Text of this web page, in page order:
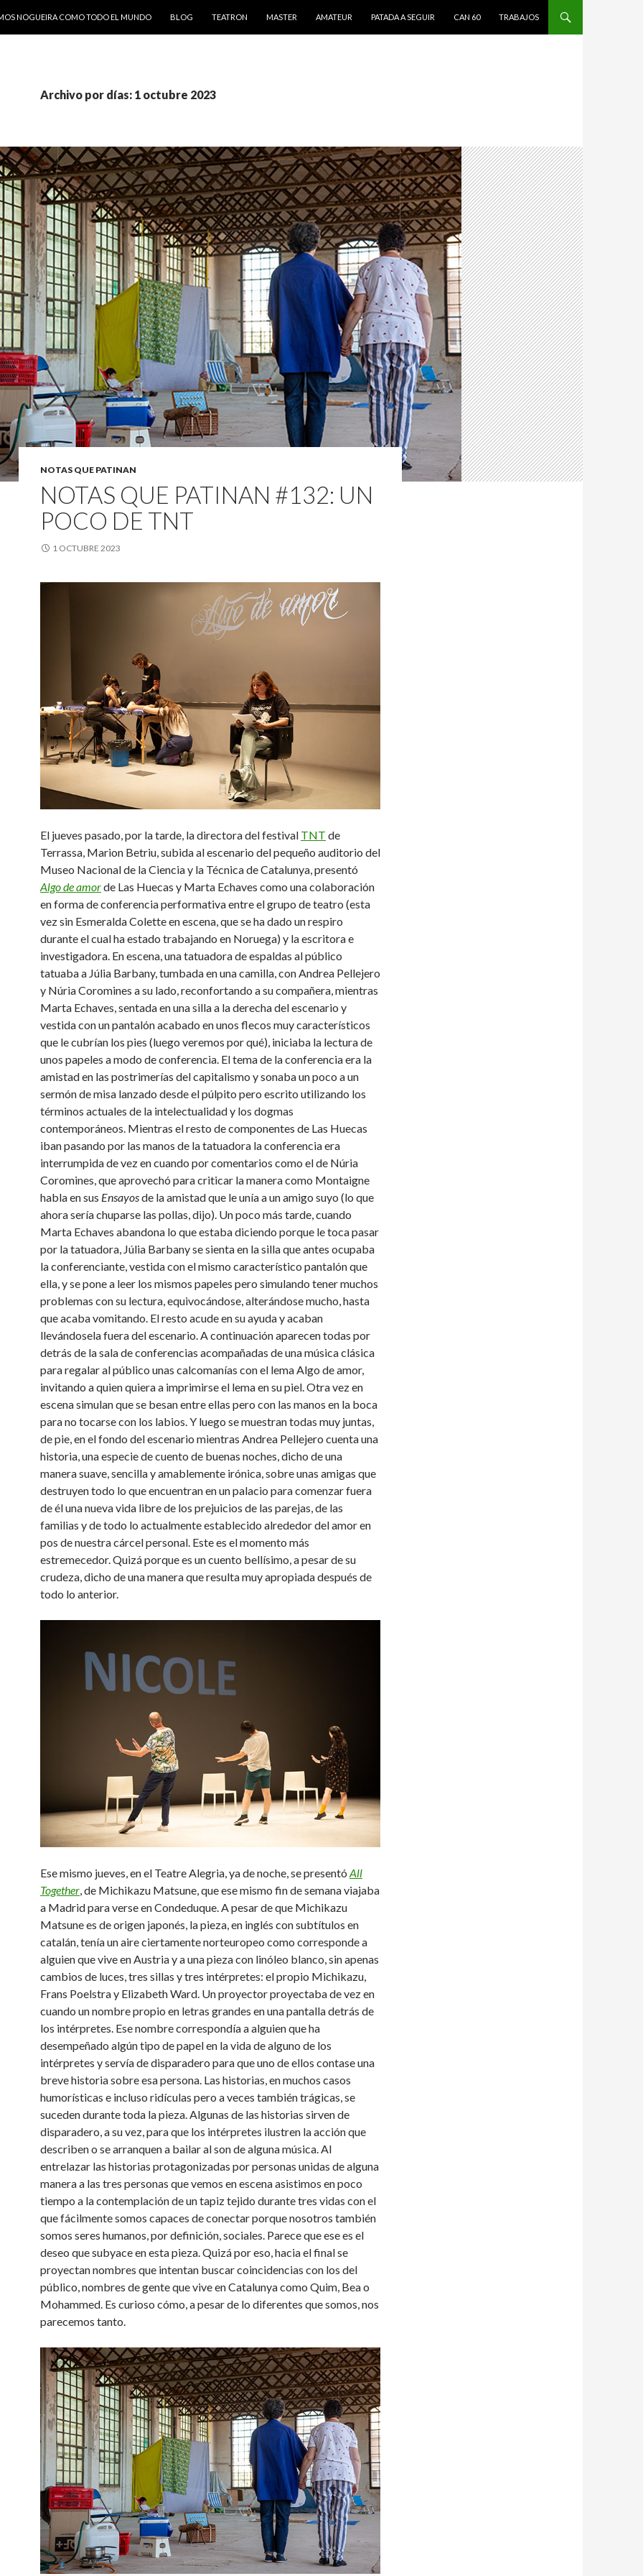
NOGUEIRA COMO TODO EL MUNDO BLOG TEATRON MASTER AMATEUR PATADA A SEGUIR CAN 60 TRABAJOS
Archivo por días: 1 octubre 2023
NOTAS QUE PATINAN
NOTAS QUE PATINAN #132: UN
POCO DE TNT
1 OCTUBRE 2023
El jueves pasado, por la tarde, la directora del festival TNT de
Terrassa, Marion Betriu, subida al escenario del pequeño auditorio del
Museo Nacional de la Ciencia y la Técnica de Catalunya, presentó
Algo de amorde Las Huecas y Marta Echaves como una colaboración
en forma de conferencia performativa entre el grupo de teatro (esta
vez sin Esmeralda Colette en escena, que se ha dado un respiro
durante el cual ha estado trabajando en Noruega) y la escritora e
investigadora. En escena, una tatuadora de espaldas al público
tatuaba a Júlia Barbany, tumbada en una camilla, con Andrea Pellejero
y Núria Coromines a su lado, reconfortando a su compañera, mientras
Marta Echaves, sentada en una silla a la derecha del escenario y
vestida con un pantalón acabado en unos flecos muy característicos
que le cubrían los pies (luego veremos por qué), iniciaba la lectura de
unos papeles a modo de conferencia. El tema de la conferencia era la
amistad en las postrimerías del capitalismo y sonaba un poco a un
sermón de misa lanzado desde el púlpito pero escrito utilizando los
términos actuales de la intelectualidad y los dogmas
contemporáneos. Mientras el resto de componentes de Las Huecas
iban pasando por las manos de la tatuadora la conferencia era
interrumpida de vez en cuando por comentarios como el de Núria
Coromines, que aprovechó para criticar la manera como Montaigne
habla en sus Ensayosde la amistad que le unía a un amigo suyo (lo que
ahora sería chuparse las pollas, dijo). Un poco más tarde, cuando
Marta Echaves abandona lo que estaba diciendo porque le toca pasar
por la tatuadora, Júlia Barbany se sienta en la silla que antes ocupaba
la conferenciante, vestida con el mismo característico pantalón que
ella, y se pone a leer los mismos papeles pero simulando tener muchos
problemas con su lectura, equivocándose, alterándose mucho, hasta
que acaba vomitando. El resto acude en su ayuda y acaban
llevándosela fuera del escenario. A continuación aparecen todas por
detrás de la sala de conferencias acompañadas de una música clásica
para regalar al público unas calcomanías con el lema Algo de amor,
invitando a quien quiera a imprimirse el lema en su piel. Otra vez en
escena simulan que se besan entre ellas pero con las manos en la boca
para no tocarse con los labios. Y luego se muestran todas muy juntas,
de pie, en el fondo del escenario mientras Andrea Pellejero cuenta una
historia, una especie de cuento de buenas noches, dicho de una
manera suave, sencilla y amablemente irónica, sobre unas amigas que
destruyen todo lo que encuentran en un palacio para comenzar fuera
de él una nueva vida libre de los prejuicios de las parejas, de las
familias y de todo lo actualmente establecido alrededor del amor en
pos de nuestra cárcel personal. Este es el momento más
estremecedor. Quizá porque es un cuento bellísimo, a pesar de su
crudeza, dicho de una manera que resulta muy apropiada después de
todo lo anterior.
Ese mismo jueves, en el Teatre Alegria, ya de noche, se presentó All
Together , de Michikazu Matsune, que ese mismo fin de semana viajaba
a Madrid para verse en Condeduque. A pesar de que Michikazu
Matsune es de origen japonés, la pieza, en inglés con subtítulos en
catalán, tenía un aire ciertamente norteuropeo como corresponde a
alguien que vive en Austria y a una pieza con linóleo blanco, sin apenas
cambios de luces, tres sillas y tres intérpretes: el propio Michikazu,
Frans Poelstra y Elizabeth Ward. Un proyector proyectaba de vez en
cuando un nombre propio en letras grandes en una pantalla detrás de
los intérpretes. Ese nombre correspondía a alguien que ha
desempeñado algún tipo de papel en la vida de alguno de los
intérpretes y servía de disparadero para que uno de ellos contase una
breve historia sobre esa persona. Las historias, en muchos casos
humorísticas e incluso ridículas pero a veces también trágicas, se
suceden durante toda la pieza. Algunas de las historias sirven de
disparadero, a su vez, para que los intérpretes ilustren la acción que
describen o se arranquen a bailar al son de alguna música. Al
entrelazar las historias protagonizadas por personas unidas de alguna
manera a las tres personas que vemos en escena asistimos en poco
tiempo a la contemplación de un tapiz tejido durante tres vidas con el
que fácilmente somos capaces de conectar porque nosotros también
somos seres humanos, por definición, sociales. Parece que ese es el
deseo que subyace en esta pieza. Quizá por eso, hacia el final se
proyectan nombres que intentan buscar coincidencias con los del
público, nombres de gente que vive en Catalunya como Quim, Bea o
Mohammed. Es curioso cómo, a pesar de lo diferentes que somos, nos
parecemos tanto.